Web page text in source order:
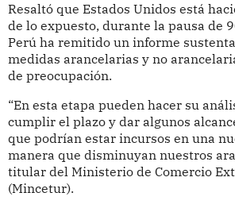
Resaltó que Estados Unidos está
de lo expuesto, durante la pausa de
Perú ha remitido un informe
medidas arancelarias y no
de preocupación.
“En esta etapa pueden hacer su
cumplir el plazo y dar algunos
que podrían estar incursos en una
manera que disminuyan nuestros
titular del Ministerio de Comercio
(Mincetur).